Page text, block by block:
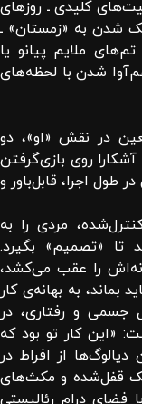
کلیدی ـ روزهای
شدن به «زمستان» ـ
ملایم پیانو یا
شدن با لحظه‌های
در نقش «او»، دو
روی بازی‌گرفتن
طول اجرا، قابل‌باور و
مردی را به
«تصمیم» بگیرد.
را عقب می‌کشد،
بماند، به بهانه‌ی کار
جسمی و رفتاری، در
«این کار تو بود که
از افراط در
قفل‌شده و مکث‌های
فضای درام رئالیستی